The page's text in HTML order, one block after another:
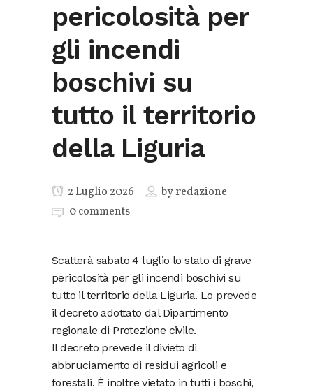
pericolosità per
gli incendi
boschivi su
tutto il territorio
della Liguria
2 Luglio 2026 byredazione
0 comments
Scatterà sabato 4 luglio lo stato di grave
pericolosità per gli incendi boschivi su
tutto il territorio della Liguria. Lo prevede
il decreto adottato dal Dipartimento
regionale di Protezione civile.
Il decreto prevede il divieto di
abbruciamento di residui agricoli e
forestali. È inoltre vietato in tutti i boschi,